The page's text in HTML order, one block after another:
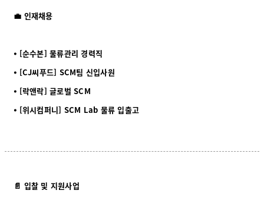
💼 인재채용
⦁ [순수본] 물류관리 경력직
⦁ [CJ씨푸드] SCM팀 신입사원
⦁ [락앤락] 글로벌 SCM
⦁ [위시컴퍼니] SCM Lab 물류 입출고
📄 입찰 및 지원사업